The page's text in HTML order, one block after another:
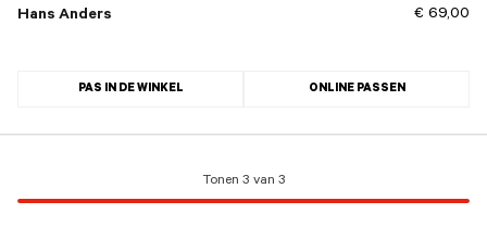
Hans Anders
€ 69,00
PAS IN DE WINKEL ONLINE PASSEN
Tonen 3 van 3